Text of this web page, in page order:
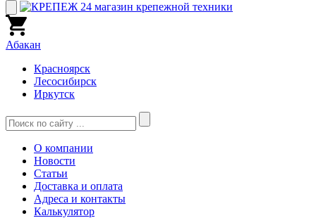
Абакан
Красноярск
Лесосибирск
Иркутск
О компании
Новости
Статьи
Доставка и оплата
Адреса и контакты
Калькулятор